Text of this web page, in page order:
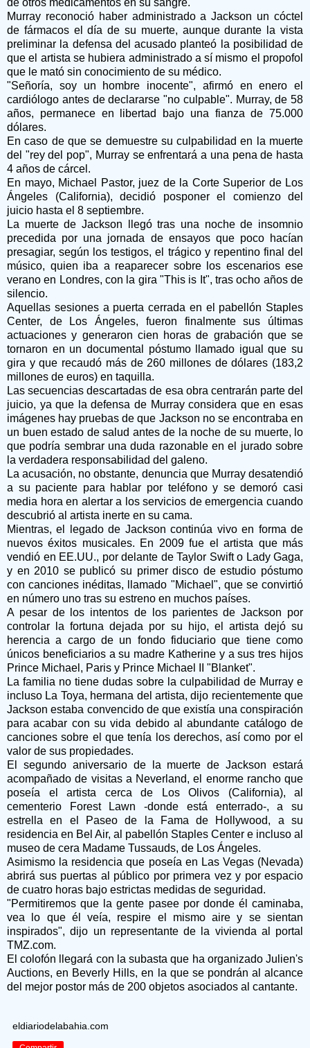
de otros medicamentos en su sangre.
Murray reconoció haber administrado a Jackson un cóctel
de fármacos el día de su muerte, aunque durante la vista
preliminar la defensa del acusado planteó la posibilidad de
que el artista se hubiera administrado a sí mismo el propofol
que le mató sin conocimiento de su médico.
"Señoría, soy un hombre inocente", afirmó en enero el
cardiólogo antes de declararse "no culpable". Murray, de 58
años, permanece en libertad bajo una fianza de 75.000
dólares.
En caso de que se demuestre su culpabilidad en la muerte
del "rey del pop", Murray se enfrentará a una pena de hasta
4 años de cárcel.
En mayo, Michael Pastor, juez de la Corte Superior de Los
Ángeles (California), decidió posponer el comienzo del
juicio hasta el 8 septiembre.
La muerte de Jackson llegó tras una noche de insomnio
precedida por una jornada de ensayos que poco hacían
presagiar, según los testigos, el trágico y repentino final del
músico, quien iba a reaparecer sobre los escenarios ese
verano en Londres, con la gira "This is It", tras ocho años de
silencio.
Aquellas sesiones a puerta cerrada en el pabellón Staples
Center, de Los Ángeles, fueron finalmente sus últimas
actuaciones y generaron cien horas de grabación que se
tornaron en un documental póstumo llamado igual que su
gira y que recaudó más de 260 millones de dólares (183,2
millones de euros) en taquilla.
Las secuencias descartadas de esa obra centrarán parte del
juicio, ya que la defensa de Murray considera que en esas
imágenes hay pruebas de que Jackson no se encontraba en
un buen estado de salud antes de la noche de su muerte, lo
que podría sembrar una duda razonable en el jurado sobre
la verdadera responsabilidad del galeno.
La acusación, no obstante, denuncia que Murray desatendió
a su paciente para hablar por teléfono y se demoró casi
media hora en alertar a los servicios de emergencia cuando
descubrió al artista inerte en su cama.
Mientras, el legado de Jackson continúa vivo en forma de
nuevos éxitos musicales. En 2009 fue el artista que más
vendió en EE.UU., por delante de Taylor Swift o Lady Gaga,
y en 2010 se publicó su primer disco de estudio póstumo
con canciones inéditas, llamado "Michael", que se convirtió
en número uno tras su estreno en muchos países.
A pesar de los intentos de los parientes de Jackson por
controlar la fortuna dejada por su hijo, el artista dejó su
herencia a cargo de un fondo fiduciario que tiene como
únicos beneficiarios a su madre Katherine y a sus tres hijos
Prince Michael, Paris y Prince Michael II "Blanket".
La familia no tiene dudas sobre la culpabilidad de Murray e
incluso La Toya, hermana del artista, dijo recientemente que
Jackson estaba convencido de que existía una conspiración
para acabar con su vida debido al abundante catálogo de
canciones sobre el que tenía los derechos, así como por el
valor de sus propiedades.
El segundo aniversario de la muerte de Jackson estará
acompañado de visitas a Neverland, el enorme rancho que
poseía el artista cerca de Los Olivos (California), al
cementerio Forest Lawn -donde está enterrado-, a su
estrella en el Paseo de la Fama de Hollywood, a su
residencia en Bel Air, al pabellón Staples Center e incluso al
museo de cera Madame Tussauds, de Los Ángeles.
Asimismo la residencia que poseía en Las Vegas (Nevada)
abrirá sus puertas al público por primera vez y por espacio
de cuatro horas bajo estrictas medidas de seguridad.
"Permitiremos que la gente pasee por donde él caminaba,
vea lo que él veía, respire el mismo aire y se sientan
inspirados", dijo un representante de la vivienda al portal
TMZ.com.
El colofón llegará con la subasta que ha organizado Julien's
Auctions, en Beverly Hills, en la que se pondrán al alcance
del mejor postor más de 200 objetos asociados al cantante.
eldiariodelabahia.com